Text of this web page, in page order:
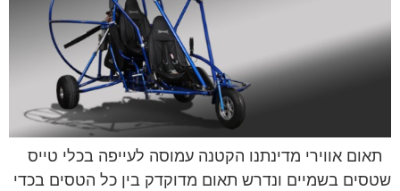
תאום אווירי מדינתנו הקטנה עמוסה לעייפה בכלי טייס
שטסים בשמיים ונדרש תאום מדוקדק בין כל הטסים בכדי